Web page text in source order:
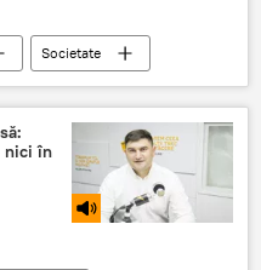
Societate
felicitare
nici în